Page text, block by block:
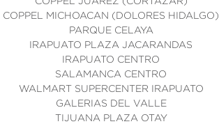
COPPEL MICHOACAN (DOLORES HIDALGO)
PARQUE CELAYA
IRAPUATO PLAZA JACARANDAS
IRAPUATO CENTRO
SALAMANCA CENTRO
WALMART SUPERCENTER IRAPUATO
GALERIAS DEL VALLE
TIJUANA PLAZA OTAY